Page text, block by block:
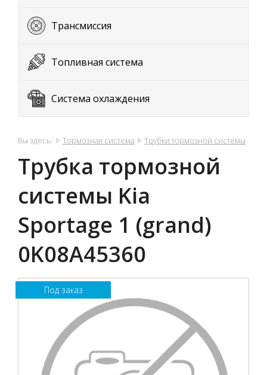
Трансмиссия
Топливная система
Система охлаждения
Вы здесь: Тормозная система Трубки тормозной системы
Трубка тормозной
системы Kia
Sportage 1 (grand)
0K08A45360
Под заказ